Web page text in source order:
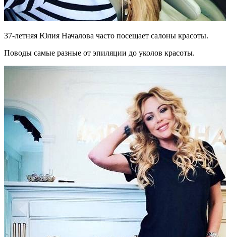
37-летняя Юлия Началова часто посещает салоны красоты.
Поводы самые разные от эпиляции до уколов красоты.